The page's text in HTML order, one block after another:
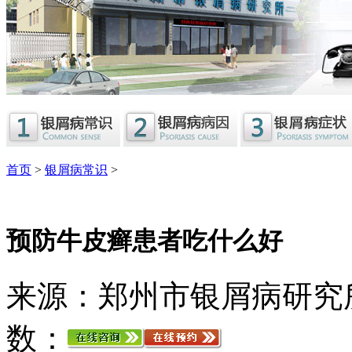
首页 > 银屑病常识 >
预防牛皮癣患者吃什么好
来源：郑州市银屑病研究
数：